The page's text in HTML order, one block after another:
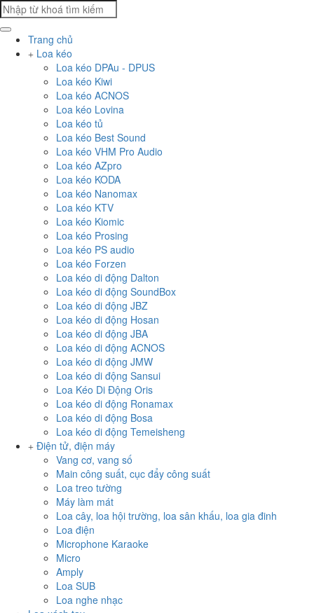
Trang chủ
Loa kéo
Loa kéo DPAu - DPUS
Loa kéo Kiwi
Loa kéo ACNOS
Loa kéo Lovina
Loa kéo tủ
Loa kéo Best Sound
Loa kéo VHM Pro Audio
Loa kéo AZpro
Loa kéo KODA
Loa kéo Nanomax
Loa kéo KTV
Loa kéo Kiomic
Loa kéo Prosing
Loa kéo PS audio
Loa kéo Forzen
Loa kéo di động Dalton
Loa kéo di động SoundBox
Loa kéo di động JBZ
Loa kéo di động Hosan
Loa kéo di động JBA
Loa kéo di động ACNOS
Loa kéo di động JMW
Loa kéo di động Sansui
Loa Kéo Di Động Oris
Loa kéo di động Ronamax
Loa kéo di động Bosa
Loa kéo di động Temeisheng
Điện tử, điện máy
Vang cơ, vang số
Main công suất, cục đẩy công suất
Loa treo tường
Máy làm mát
Loa cây, loa hội trường, loa sân khấu, loa gia đinh
Loa điện
Microphone Karaoke
Micro
Amply
Loa SUB
Loa nghe nhạc